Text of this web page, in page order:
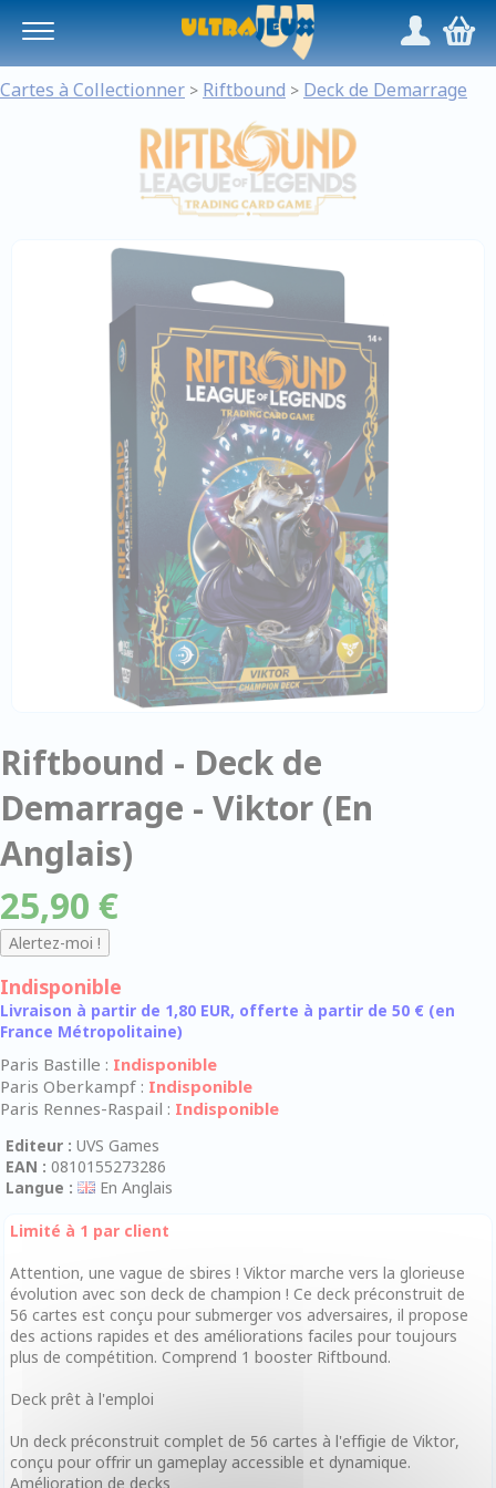
/,
Cartes à Collectionner > Riftbound > Deck de Demarrage
Riftbound - Deck de
Demarrage - Viktor (En
Anglais)
25,90 €
Indisponible
Livraison à partir de 1,80 EUR, offerte à partir de 50 € (en
France Métropolitaine)
Paris Bastille : Indisponible
Paris Oberkampf : Indisponible
Paris Rennes-Raspail : Indisponible
Editeur : UVS Games
EAN : 0810155273286
Langue :
En Anglais
Limité à 1 par client
Attention, une vague de sbires ! Viktor marche vers la glorieuse
évolution avec son deck de champion ! Ce deck préconstruit de
56 cartes est conçu pour submerger vos adversaires, il propose
des actions rapides et des améliorations faciles pour toujours
plus de compétition. Comprend 1 booster Riftbound.
Deck prêt à l'emploi
Un deck préconstruit complet de 56 cartes à l'effigie de Viktor,
conçu pour offrir un gameplay accessible et dynamique.
Amélioration de decks